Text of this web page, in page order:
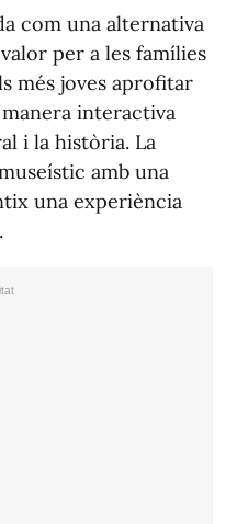
com una alternativa
per a les famílies
més joves aprofitar
interactiva
i la història. La
amb una
una experiència